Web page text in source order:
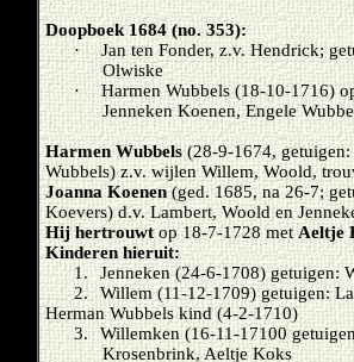
Doopboek 1684 (no. 353):
·
Jan ten Fonder, z.v. Hendrick;
Olwiske
·
Harmen Wubbels (18-10-1716)
Jenneken Koenen, Engele
Harmen Wubbels(28-9-1674, getuigen:
Wubbels) z.v. wijlen Willem, Woold,
Joanna Koenen(ged. 1685, na 26-7;
Koevers) d.v. Lambert, Woold en
Hij hertrouwtop 18-7-1728 metAeltje
Kinderen hieruit:
1.
Jenneken (24-6-1708) getuigen:
2.
Willem (11-12-1709) getuigen:
Herman Wubbels kind (4-2-1710)
3.
Willemken (16-11-17100
Krosenbrink, Aeltje Koks